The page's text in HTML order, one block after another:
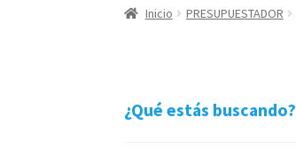
Inicio PRESUPUESTADOR
¿Qué estás buscando?